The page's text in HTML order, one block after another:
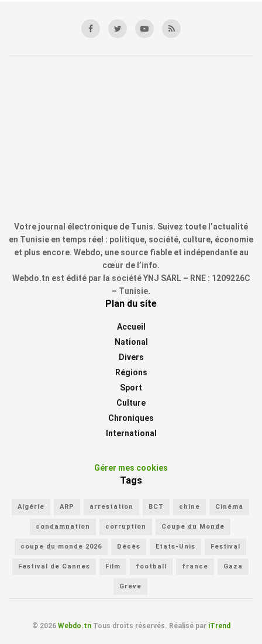
Votre journal électronique de Tunis. Suivez toute l’actualité
en Tunisie en temps réel : politique, société, culture, économie
et plus encore. Webdo, une source fiable et indépendante au
cœur de l’info.
Webdo.tn est édité par la société YNJ SARL – RNE : 1209226C
– Tunisie.
Plan du site
Accueil
National
Divers
Régions
Sport
Culture
Chroniques
International
Gérer mes cookies
Tags
Algérie ARP arrestation BCT chine Cinéma
condamnation corruption Coupe du Monde
coupe du monde 2026 Décès Etats-Unis Festival
Festival de Cannes Film football france Gaza
Grève
© 2026 Webdo.tnTous droits réservés. Réalisé par iTrend